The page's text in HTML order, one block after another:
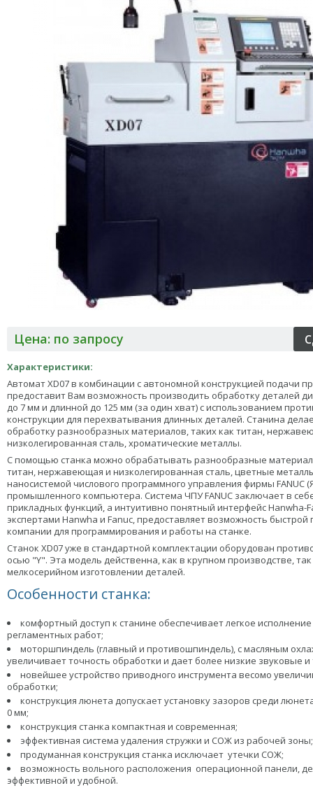
Цена: по запросу
Характеристики:
Автомат XD07 в комбинации с автономной конструкцией подачи
предоставит Вам возможность производить обработку деталей
до 7 мм и длинной до 125 мм (за один хват) с использованием
конструкции для перехватывания длинных деталей. Станина
обработку разнообразных материалов, таких как титан,
низколегированная сталь, хроматические металлы.
С помощью станка можно обрабатывать разнообразные
титан, нержавеющая и низколегированная сталь, цветные
наносистемой числового программного управления фирмы FАNUC
промышленного компьютера. Система ЧПУ FANUC заключает в
прикладных функций, а интуитивно понятный интерфейс Hanwha-
экспертами Hanwha и Fanuc, предоставляет возможность быстрой
компании для программирования и работы на станке.
Станок XD07 уже в стандартной комплектации оборудован
осью "Y". Эта модель действенна, как в крупном производстве,
мелкосерийном изготовлении деталей.
Особенности станка:
комфортный доступ к станине обеспечивает легкое
регламентных работ;
моторшпиндель (главный и противошпиндель), с масляным
увеличивает точность обработки и дает более низкие звуковые
новейшее устройство приводного инструмента весомо
обработки;
конструкция люнета допускает установку зазоров среди
0 мм;
конструкция станка компактная и современная;
эффективная система удаления стружки и СОЖ из рабочей зоны;
продуманная конструкция станка исключает утечки СОЖ;
возможность вольного расположения операционной панели,
эффективной и удобной.